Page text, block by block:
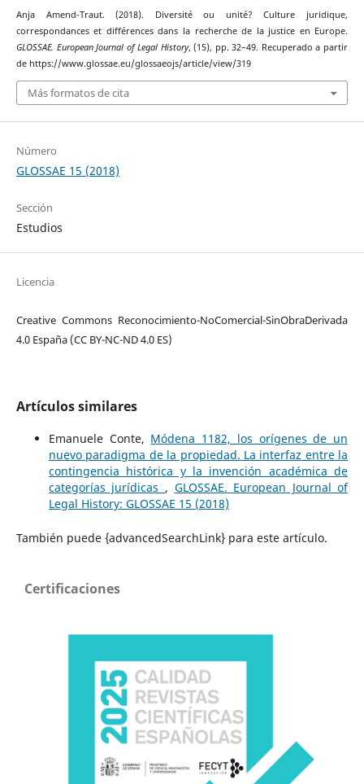
Anja Amend-Traut. (2018). Diversité ou unité? Culture juridique,
correspondances et différences dans la recherche de la justice en Europe.
GLOSSAE. European Journal of Legal History, (15), pp. 32–49. Recuperado a partir
de https://www.glossae.eu/glossaeojs/article/view/319
Más formatos de cita
Número
GLOSSAE 15 (2018)
Sección
Estudios
Licencia
Creative Commons Reconocimiento-NoComercial-SinObraDerivada
4.0 España (CC BY-NC-ND 4.0 ES)
Artículos similares
Emanuele Conte, Módena 1182, los orígenes de un
nuevo paradigma de la propiedad. La interfaz entre la
contingencia histórica y la invención académica de
categorías jurídicas , GLOSSAE. European Journal of
Legal History: GLOSSAE 15 (2018)
También puede {advancedSearchLink} para este artículo.
Certificaciones